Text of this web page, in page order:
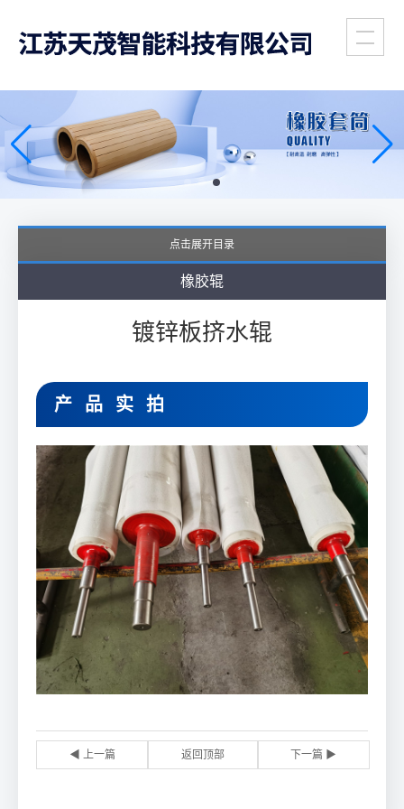
工业胶辊专家
支持非标定制
全国销售与服务热线
139-6172-8958
点击展开目录
橡胶辊
镀锌板挤水辊
产品实拍
◀ 上一篇 返回顶部 下一篇 ▶